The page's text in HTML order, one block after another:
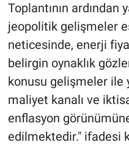
Toplantının ardından
jeopolitik gelişmeler
neticesinde, enerji
belirgin oynaklık
konusu gelişmeler ile
maliyet kanalı ve
enflasyon
edilmektedir." ifadesi